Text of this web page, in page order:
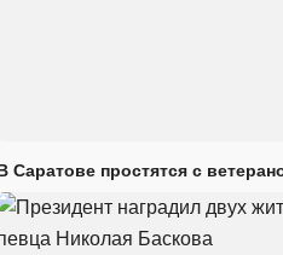
Саратове простятся с